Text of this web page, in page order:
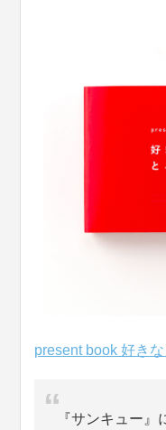
present book 好き
『サンキュー